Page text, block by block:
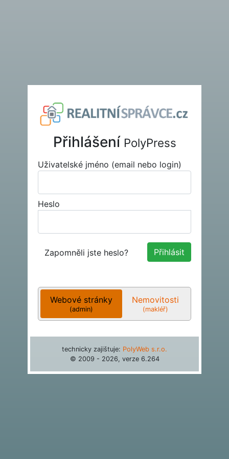
Přihlášení PolyPress
Uživatelské jméno (email nebo login)
Heslo
Zapomněli jste heslo?
Webové stránky
(admin)
Nemovitosti
(makléř)
technicky zajištuje: PolyWeb s.r.o.
© 2009 - 2026, verze 6.264